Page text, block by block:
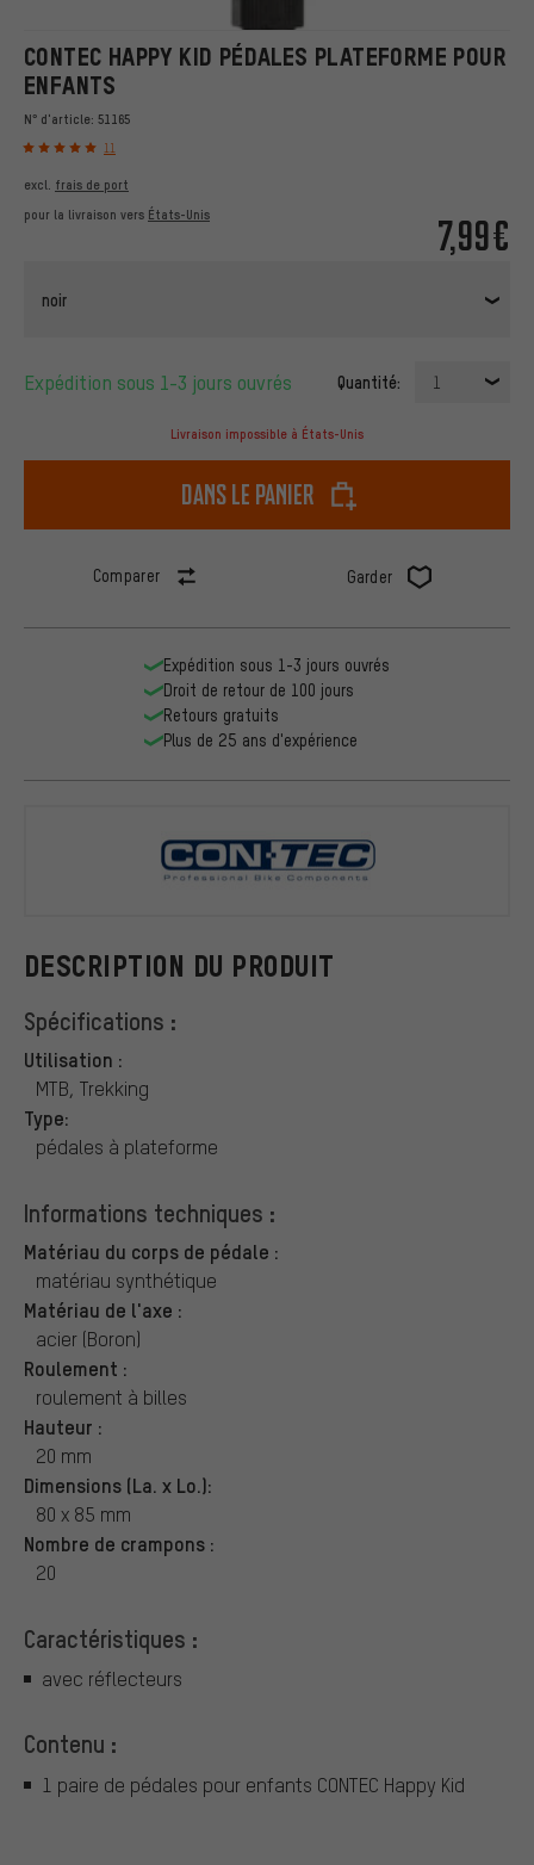
CONTEC HAPPY KID PÉDALES PLATEFORME POUR
ENFANTS
N° d'article: 51165
11
7,99€
excl. frais de port
pour la livraison vers États-Unis
noir
Expédition sous 1-3 jours ouvrés Quantité: 1
Livraison impossible à États-Unis
dans le panier
Comparer Garder
DESCRIPTION DU PRODUIT
Spécifications :
Utilisation :
MTB, Trekking
Type:
pédales à plateforme
Informations techniques :
Matériau du corps de pédale :
matériau synthétique
Matériau de l'axe :
acier (Boron)
Roulement :
roulement à billes
Hauteur :
20 mm
Dimensions (La. x Lo.):
80 x 85 mm
Nombre de crampons :
20
Caractéristiques :
avec réflecteurs
Contenu :
1 paire de pédales pour enfants CONTEC Happy Kid
Expédition sous 1-3 jours ouvrés
Droit de retour de 100 jours
Retours gratuits
Plus de 25 ans d'expérience
CONTEC